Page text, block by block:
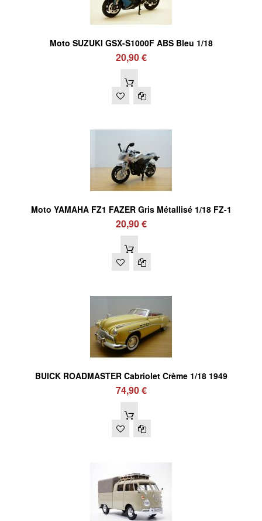
Moto SUZUKI GSX-S1000F ABS Bleu 1/18
20,90 €
Moto YAMAHA FZ1 FAZER Gris Métallisé 1/18 FZ-1
20,90 €
BUICK ROADMASTER Cabriolet Crème 1/18 1949
74,90 €